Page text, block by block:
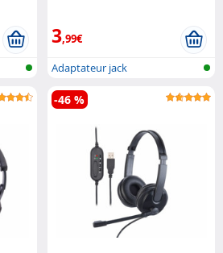
3,99€
Adaptateur jack
-46 %